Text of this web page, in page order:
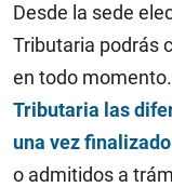
Desde la sede
Tributaria podrás
en todo
Tributaria las
una vez
o admitidos a